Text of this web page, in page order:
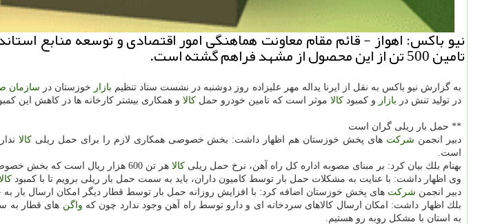
نیو باكس: اهواز - قائم مقام معاونت هماهنگی امور اقتصادی و توسعه منابع
تامین 500 تن از این محصول از مشهد فراهم گشته است.
به گزارش نیو باكس به نقل از ایرنا یداله مهر علیزاده روز دوشنبه در نشست ستاد تنظیم بازار خوزستان در سازمان
در تولید تنش در بازار و كمبود كالا موثر است كه تامین خودرو حمل كالا و همكاری بیشتر كارخانه ها در كاهش این
** حمل بار ریلی گران است
دبیر انجمن شركت های پخش خوزستان هم اظهار داشت: بخش خصوصی همكاری لازم را برای حمل ریلیكالا
است.
بهنام بلك بیان كرد: بر مبنای مصوبه اداره كل راه آهن، نرخ حمل ریلی كالا هر تن 600 هزار ریال است كه بخش خصوصی بالای 2 میلیون ریال برای حمل هرتن بار دریافت می كند.
وی اظهار داشت: با عنایت به مشكلات حمل بار توسط كامیون داران، باید به سمت حمل بار ریلی برویم تا با كمبود
دبیر انجمن شركت های پخش خوزستان اضافه كرد: با افزایش روزانه حمل بار توسط قطار دیگر امكان ارسال بار
بلك اظهار داشت: امكان ارسال كالاهای سردخانه ای و دارو توسط راه آهن وجود ندارد چون كه واگن های قطار به
به استان با مشكل روبه رو هستیم.